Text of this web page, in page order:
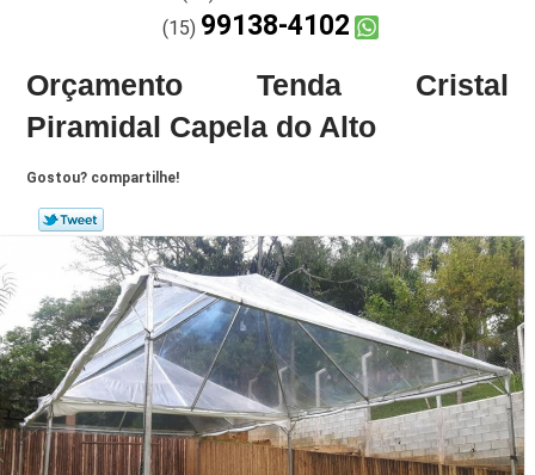
(15) 99138-4102
Orçamento Tenda Cristal
Piramidal Capela do Alto
Gostou? compartilhe!